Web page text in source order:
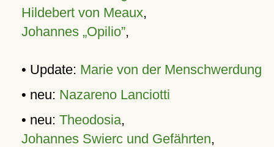
Hildebert von Meaux,
Johannes „Opilio”,
• Update: Marie von der Menschwerdung
• neu: Nazareno Lanciotti
• neu: Theodosia,
Johannes Swierc und Gefährten,